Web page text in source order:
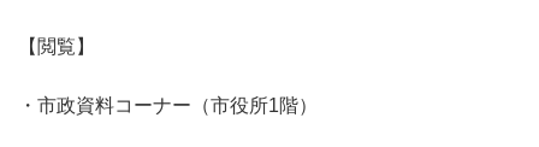
【閲覧】
・市政資料コーナー（市役所1階）